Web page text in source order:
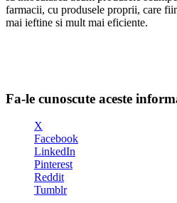
farmacii, cu produsele proprii, care
mai ieftine si mult mai eficiente.
Fa-le cunoscute aceste
X
Facebook
LinkedIn
Pinterest
Reddit
Tumblr